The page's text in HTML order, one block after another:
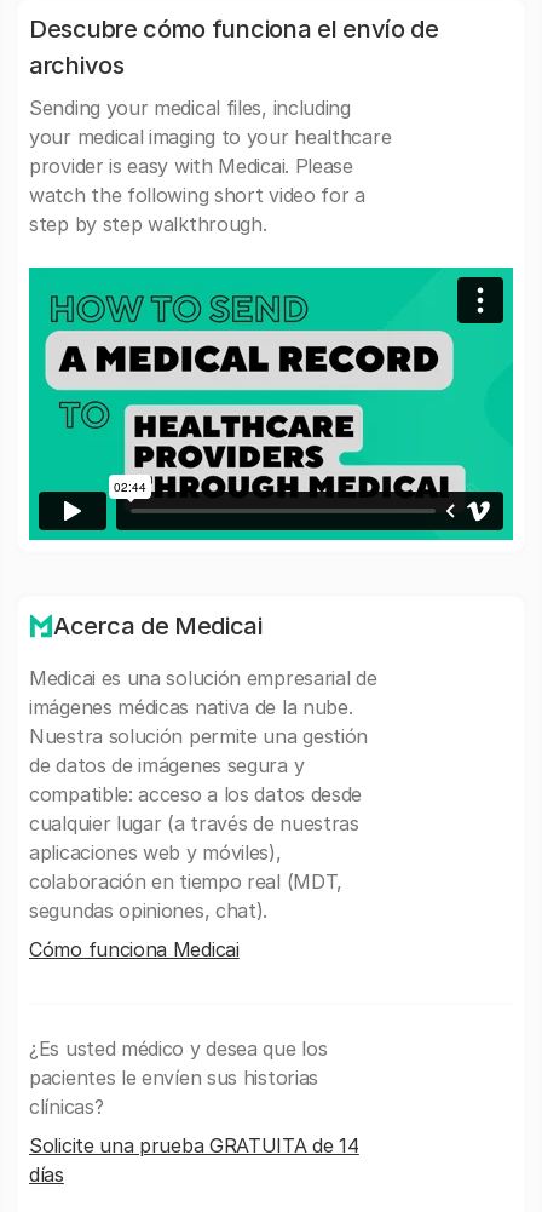
Descubre cómo funciona el envío de
archivos
Sending your medical files, including
your medical imaging to your healthcare
provider is easy with Medicai. Please
watch the following short video for a
step by step walkthrough.
Acerca de Medicai
Medicai es una solución empresarial de
imágenes médicas nativa de la nube.
Nuestra solución permite una gestión
de datos de imágenes segura y
compatible: acceso a los datos desde
cualquier lugar (a través de nuestras
aplicaciones web y móviles),
colaboración en tiempo real (MDT,
segundas opiniones, chat).
Cómo funciona Medicai
¿Es usted médico y desea que los
pacientes le envíen sus historias
clínicas?
Solicite una prueba GRATUITA de 14
días